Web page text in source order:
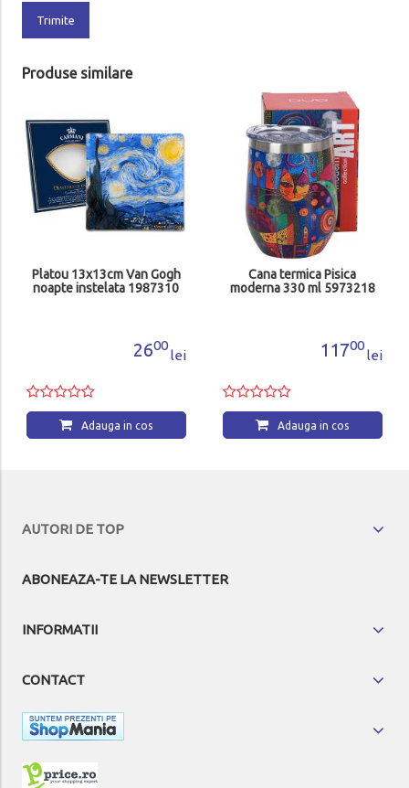
Trimite
Produse similare
Platou 13x13cm Van Gogh
noapte instelata 1987310
2600
lei
Adauga in cos
Cana termica Pisica
moderna 330 ml 5973218
11700
lei
Adauga in cos
AUTORI DE TOP
ABONEAZA-TE LA NEWSLETTER
INFORMATII
CONTACT